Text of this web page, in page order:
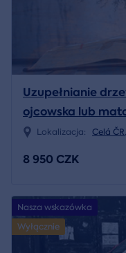
Uzupełnianie
ojcowska lub
Lokalizacja: Celá ČR,
8 950 CZK
Nasza wskazówka
Wyłącznie